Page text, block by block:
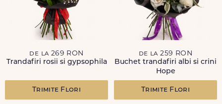
de la 269 RON
Trandafiri rosii si gypsophila
Trimite Flori
de la 259 RON
Buchet trandafiri albi si crini
Hope
Trimite Flori